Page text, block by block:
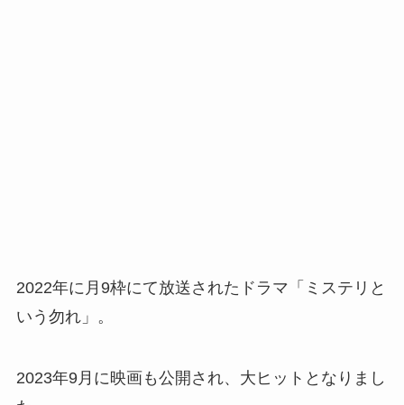
2022年に月9枠にて放送されたドラマ「ミステリと
いう勿れ」。
2023年9月に映画も公開され、大ヒットとなりまし